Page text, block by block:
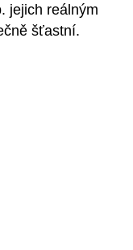
jejich reálným
šťastní.